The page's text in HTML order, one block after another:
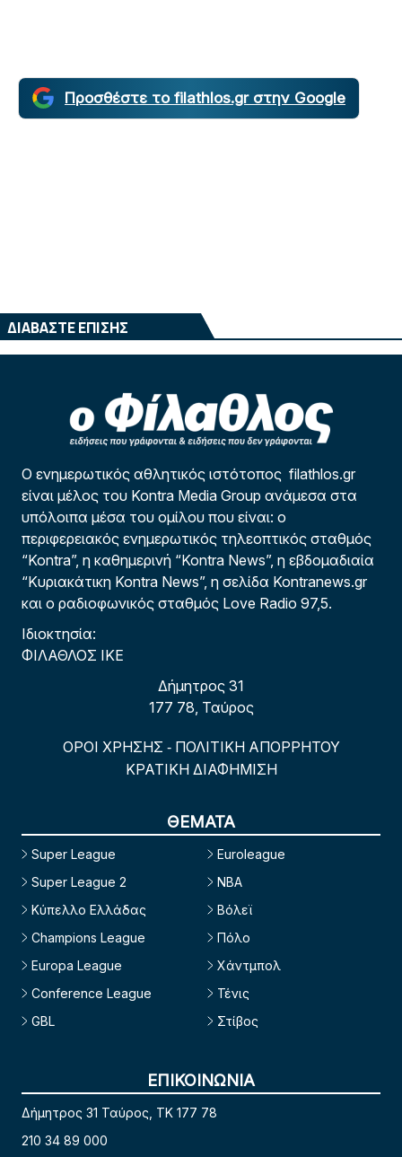
Προσθέστε το filathlos.gr στην Google
ΔΙΑΒΑΣΤΕ ΕΠΙΣΗΣ
Ο ενημερωτικός αθλητικός ιστότοπος filathlos.gr
είναι μέλος του Kontra Media Group ανάμεσα στα
υπόλοιπα μέσα του ομίλου που είναι: ο
περιφερειακός ενημερωτικός τηλεοπτικός σταθμός
“Kontra”, η καθημερινή “Kontra News”, η εβδομαδιαία
“Κυριακάτικη Kontra News”, η σελίδα Kontranews.gr
και ο ραδιοφωνικός σταθμός Love Radio 97,5.
Ιδιοκτησία:
ΦΙΛΑΘΛΟΣ ΙΚΕ
Δήμητρος 31
177 78, Ταύρος
ΟΡΟΙ ΧΡΗΣΗΣ - ΠΟΛΙΤΙΚΗ ΑΠΟΡΡΗΤΟΥ
ΚΡΑΤΙΚΗ ΔΙΑΦΗΜΙΣΗ
ΘΕΜΑΤΑ
Super League
Super League 2
Κύπελλο Ελλάδας
Champions League
Europa League
Conference League
GBL
Euroleague
NBA
Βόλεϊ
Πόλο
Χάντμπολ
Τένις
Στίβος
ΕΠΙΚΟΙΝΩΝΙΑ
Δήμητρος 31 Ταύρος, TK 177 78
210 34 89 000